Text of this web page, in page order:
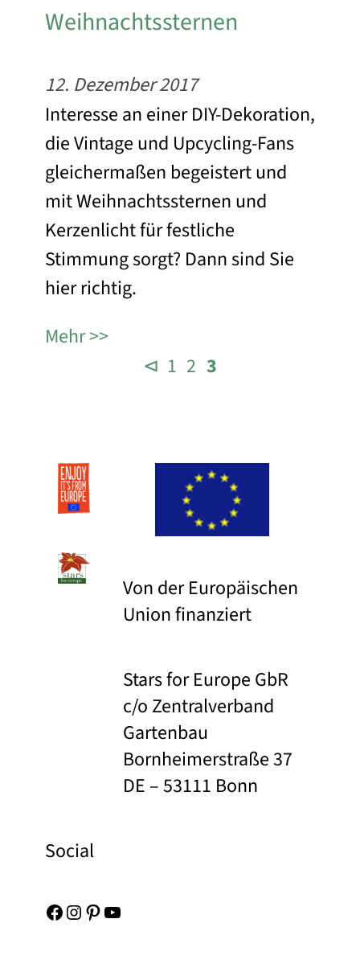
Weihnachtssternen
12. Dezember 2017
Interesse an einer DIY-Dekoration,
die Vintage und Upcycling-Fans
gleichermaßen begeistert und
mit Weihnachtssternen und
Kerzenlicht für festliche
Stimmung sorgt? Dann sind Sie
hier richtig.
Mehr
⊲ 1 2 3
Von der Europäischen
Union finanziert
Stars for Europe GbR
c/o Zentralverband
Gartenbau
Bornheimerstraße 37
DE – 53111 Bonn
Social
Facebook Instagram Pinterest YouTube